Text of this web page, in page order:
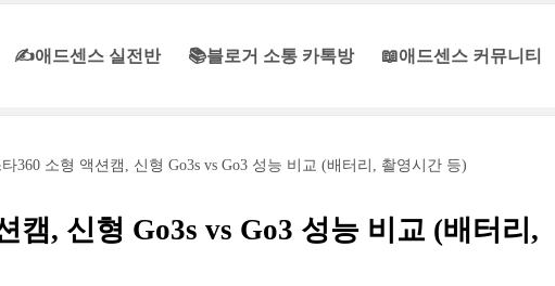
✍애드센스 실전반 📚블로거 소통 카톡방 📖애드센스 커뮤니티
360 소형 액션캠, 신형 Go3s vs Go3 성능 비교 (배터리, 촬영시간 등)
캠, 신형 Go3s vs Go3 성능 비교 (배터리,